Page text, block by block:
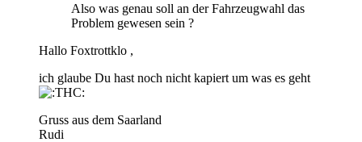
Also was genau soll an der Fahrzeugwahl das
Problem gewesen sein ?
Hallo Foxtrottklo ,
ich glaube Du hast noch nicht kapiert um was es geht
Gruss aus dem Saarland
Rudi